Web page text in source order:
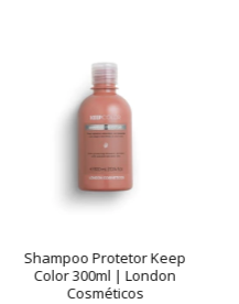
Shampoo Protetor Keep
Color 300ml | London
Cosméticos